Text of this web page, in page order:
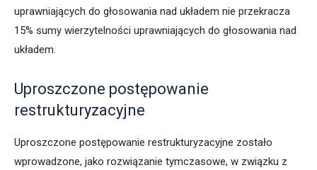
uprawniających do głosowania nad układem nie przekracza
15% sumy wierzytelności uprawniających do głosowania nad
układem.
Uproszczone postępowanie
restrukturyzacyjne
Uproszczone postępowanie restrukturyzacyjne zostało
wprowadzone, jako rozwiązanie tymczasowe, w związku z